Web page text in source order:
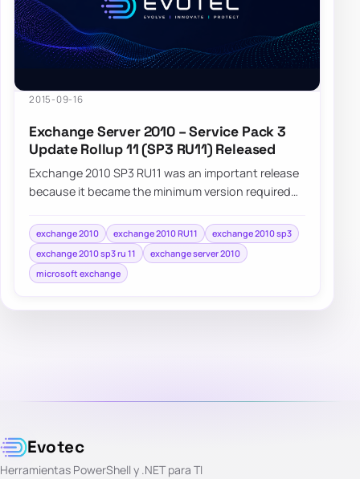
2015-09-16
Exchange Server 2010 – Service Pack 3
Update Rollup 11 (SP3 RU11) Released
Exchange 2010 SP3 RU11 was an important release
because it became the minimum version required
exchange 2010 exchange 2010 RU11
exchange 2010 sp3
exchange 2010 sp3 ru 11
exchange server 2010
microsoft exchange
Evotec
Herramientas PowerShell y .NET para TI